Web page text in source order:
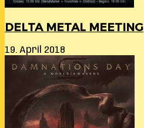
DELTA METAL MEETING
19. April 2018